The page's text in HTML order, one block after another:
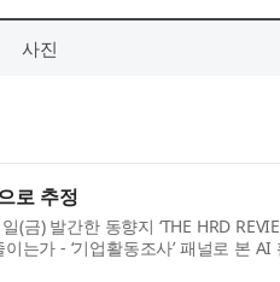
사진
로 추정
금) 발간한 동향지 ‘THE HRD
는가 - ‘기업활동조사’ 패널로 본 AI
석했다. ※ 이번 분...